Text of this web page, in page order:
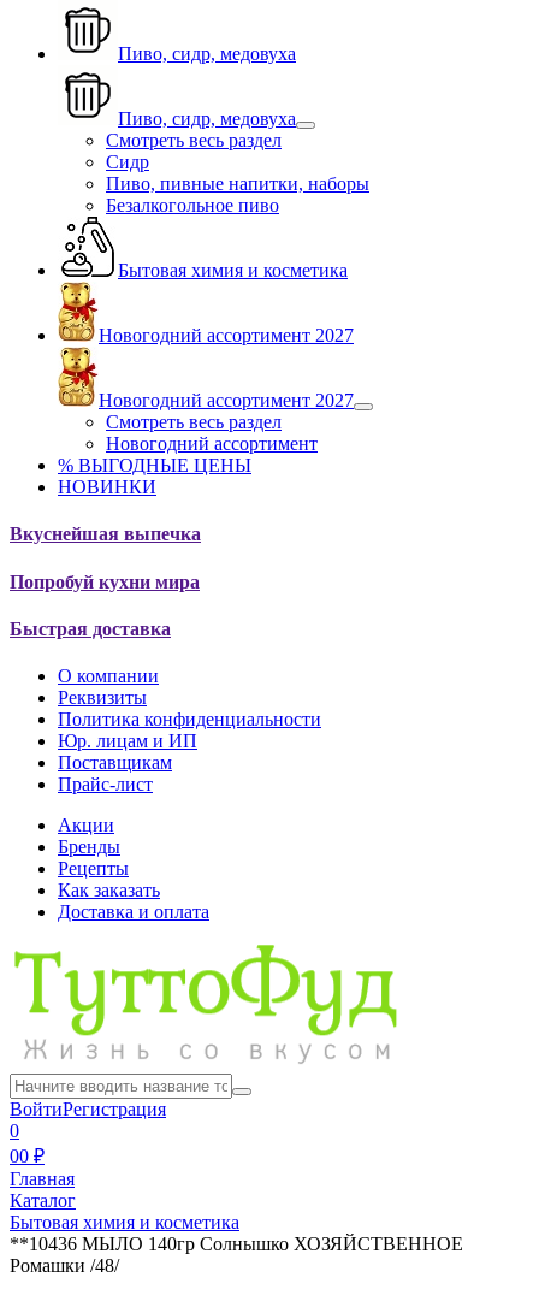
Пиво, сидр, медовуха
Пиво, сидр, медовуха
Смотреть весь раздел
Сидр
Пиво, пивные напитки, наборы
Безалкогольное пиво
Бытовая химия и косметика
Новогодний ассортимент 2027
Новогодний ассортимент 2027
Смотреть весь раздел
Новогодний ассортимент
% ВЫГОДНЫЕ ЦЕНЫ
НОВИНКИ
Вкуснейшая выпечка
Попробуй кухни мира
Быстрая доставка
О компании
Реквизиты
Политика конфиденциальности
Юр. лицам и ИП
Поставщикам
Прайс-лист
Акции
Бренды
Рецепты
Как заказать
Доставка и оплата
ВойтиРегистрация
0
00 ₽
Главная
Каталог
Бытовая химия и косметика
**10436 МЫЛО 140гр Солнышко ХОЗЯЙСТВЕННОЕ
Ромашки /48/